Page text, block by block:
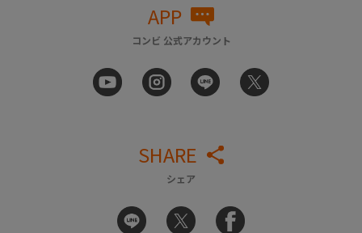
APP
コンビ 公式アカウント
SHARE
シェア